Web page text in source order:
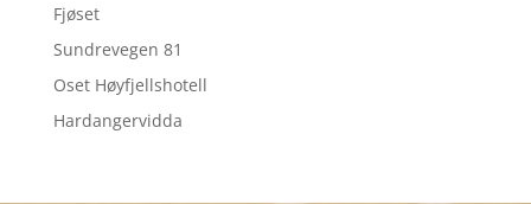
Fjøset
Sundrevegen 81
Oset Høyfjellshotell
Hardangervidda